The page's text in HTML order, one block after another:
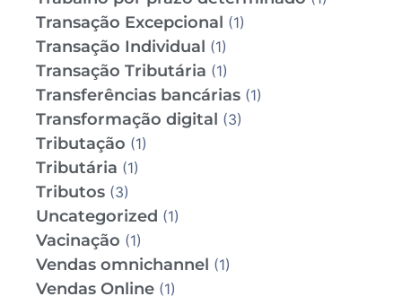
Transação Excepcional (1)
Transação Individual (1)
Transação Tributária (1)
Transferências bancárias (1)
Transformação digital (3)
Tributação (1)
Tributária (1)
Tributos (3)
Uncategorized (1)
Vacinação (1)
Vendas omnichannel (1)
Vendas Online (1)